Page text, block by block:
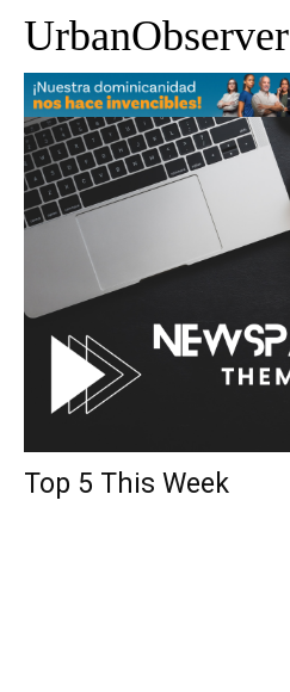
UrbanObserver
Top 5 This Week